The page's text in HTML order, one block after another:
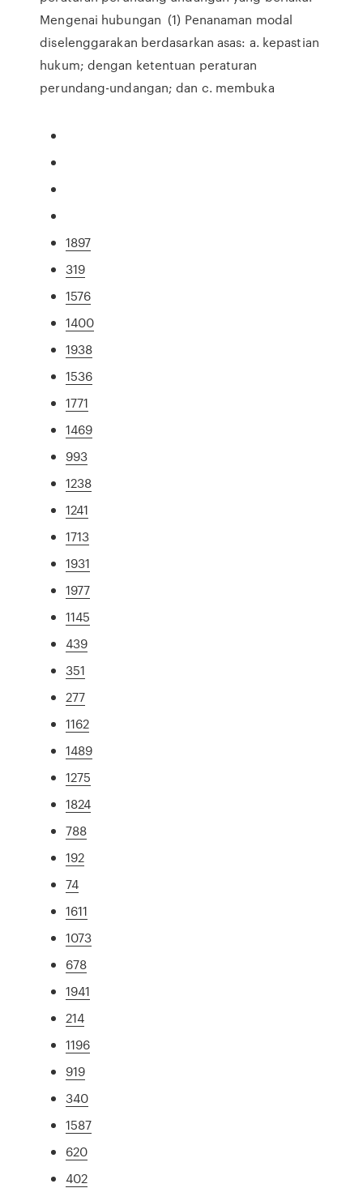
Mengenai hubungan (1) Penanaman modal
diselenggarakan berdasarkan asas: a. kepastian
hukum; dengan ketentuan peraturan
perundang-undangan; dan c. membuka
1897
319
1576
1400
1938
1536
1771
1469
993
1238
1241
1713
1931
1977
1145
439
351
277
1162
1489
1275
1824
788
192
74
1611
1073
678
1941
214
1196
919
340
1587
620
402